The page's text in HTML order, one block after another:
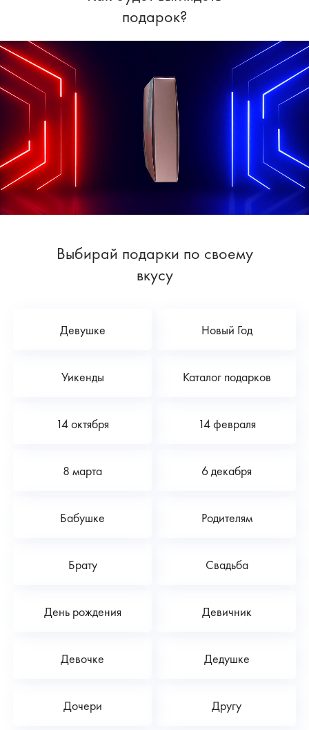
подарок?
Выбирай подарки по своему
вкусу
Девушке Новый Год
Уикенды Каталог подарков
14 октября 14 февраля
8 марта 6 декабря
Бабушке Родителям
Брату Свадьба
День рождения Девичник
Девочке Дедушке
Дочери Другу